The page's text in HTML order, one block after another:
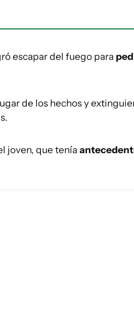
escapar del fuego para
de los hechos y
joven, que tenía